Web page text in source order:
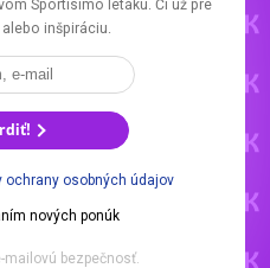
Sportisimo letáku. Či už pre
inšpiráciu.
ochrany osobných údajov
nových ponúk
mailovú bezpečnosť.